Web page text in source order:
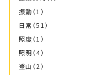
振動 （1）
日常 （51）
照度 （1）
照明 （4）
登山 （2）